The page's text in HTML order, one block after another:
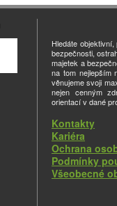
Hledáte
bezpečnosti,
majetek a
na tom nejlepším
věnujeme svoji
nejen cenným
orientací v dané
Kontakty
Kariéra
Ochrana
Podmínky
Všeobecné